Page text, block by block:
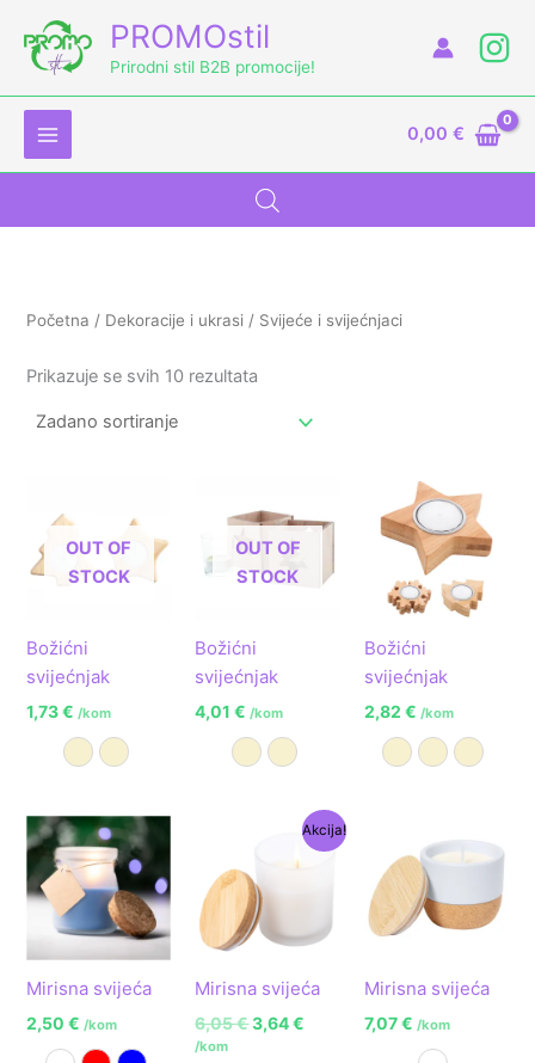
content
PROMOstil
Prirodni stil B2B promocije!
0,00€
i
e
j
Početna / Dekoracije i ukrasi / Svijeće i svijećnjaci
Prikazuje se svih 10 rezultata
OUT OF
STOCK
Božićni
svijećnjak
1,73€ /kom
Prirodna APrirodna B
OUT OF
STOCK
Božićni
svijećnjak
4,01€ /kom
Prirodna APrirodna B
Božićni
svijećnjak
2,82 € /kom
Prirodna A
Prirodna B
Mirisna svijeća
2,50€ /kom
Akcija!
Mirisna svijeća
6,05€
Izvorna
je:
6,05 €.
3,64€
Trenutna
cijena
/kom
Mirisna svijeća
7,07€ /kom